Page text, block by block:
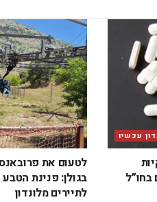
עכשיו
לטעום את
בגולן: פנינת
לתיירים מלונדון